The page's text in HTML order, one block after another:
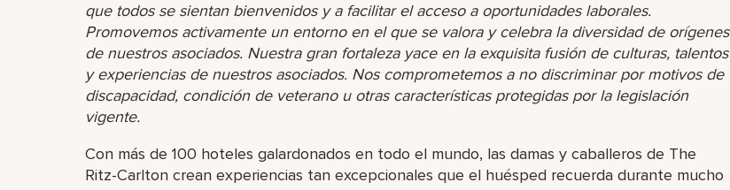
que todos se sientan bienvenidos y a facilitar el acceso a oportunidades laborales.
Promovemos activamente un entorno en el que se valora y celebra la diversidad de orígenes
de nuestros asociados. Nuestra gran fortaleza yace en la exquisita fusión de culturas, talentos
y experiencias de nuestros asociados. Nos comprometemos a no discriminar por motivos de
discapacidad, condición de veterano u otras características protegidas por la legislación
vigente.
Con más de 100 hoteles galardonados en todo el mundo, las damas y caballeros de The
Ritz-Carlton crean experiencias tan excepcionales que el huésped recuerda durante mucho